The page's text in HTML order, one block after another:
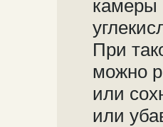
камеры
При
можно
или
или